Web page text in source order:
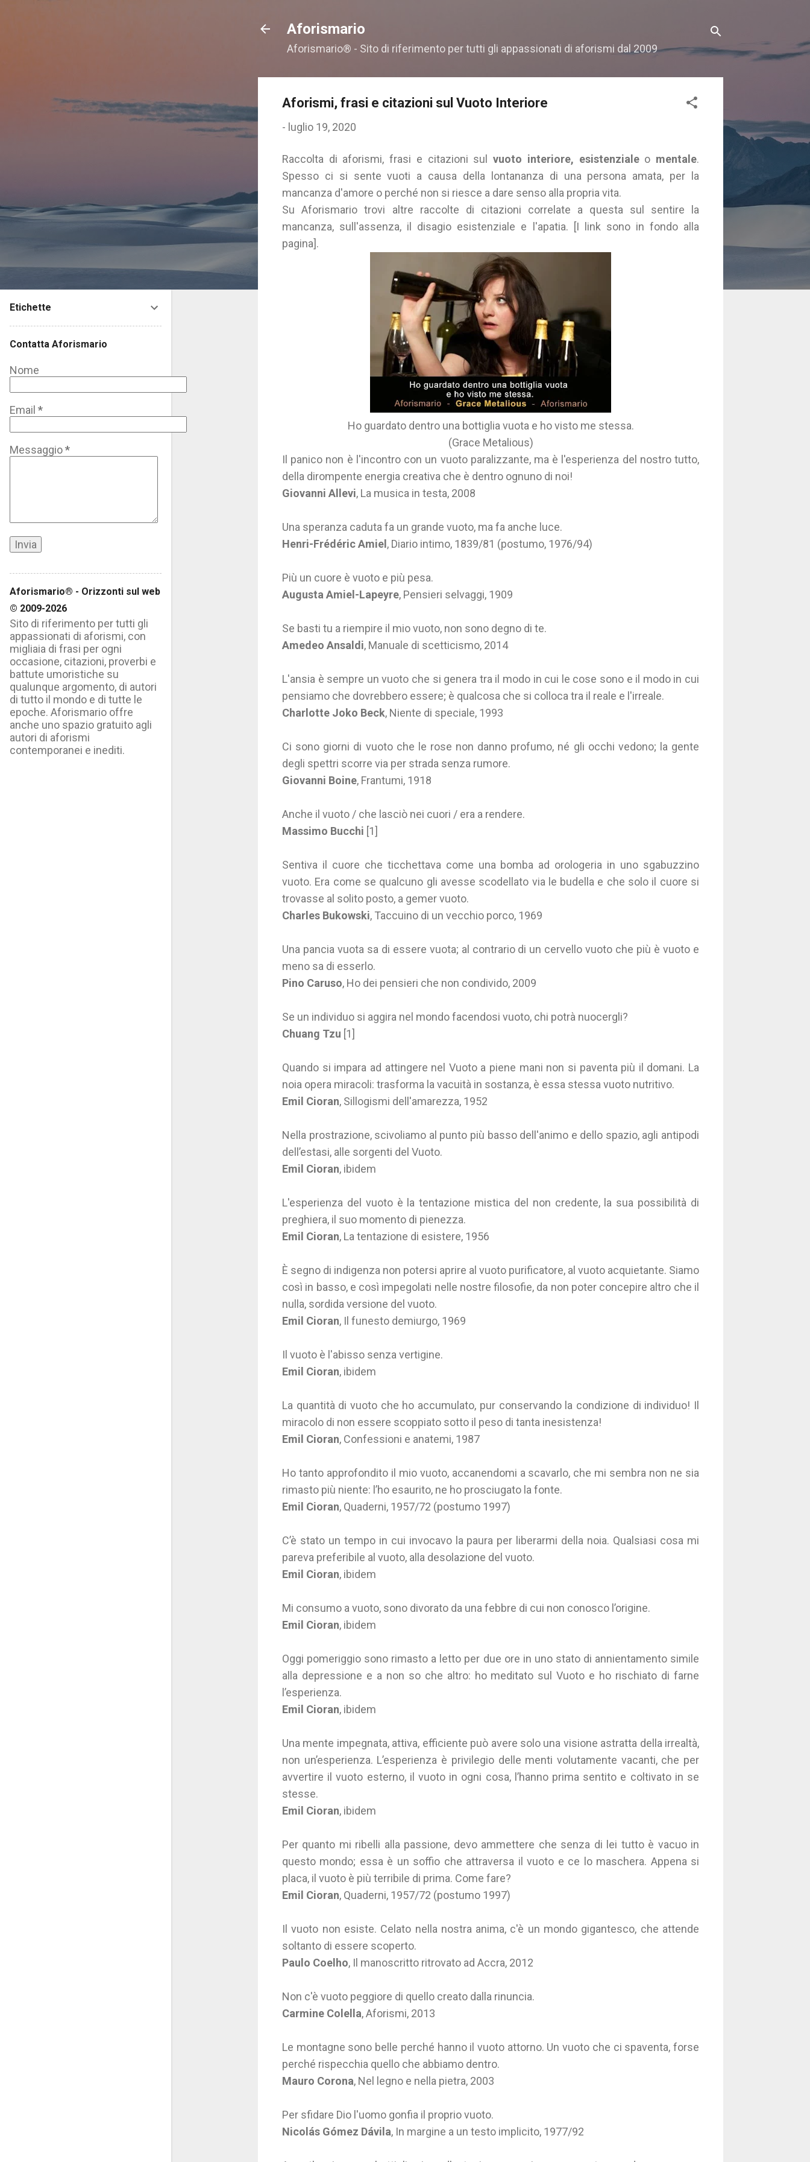
Aforismario
Aforismario® - Sito di riferimento per tutti gli appassionati di aforismi dal 2009
Aforismi, frasi e citazioni sul Vuoto Interiore
- luglio 19, 2020
Raccolta di aforismi, frasi e citazioni sulvuoto interiore, esistenzialeo mentale.
Spesso ci si sente vuoti a causa della lontananza di una persona amata, per la
mancanza d'amore o perché non si riesce a dare senso alla propria vita.
Su Aforismario trovi altre raccolte di citazioni correlate a questa sul sentire la
mancanza, sull'assenza, il disagio esistenziale e l'apatia. [I link sono in fondo alla
pagina].
Ho guardato dentro una bottiglia vuota e ho visto me stessa.
(Grace Metalious)
Il panico non è l'incontro con un vuoto paralizzante, ma è l'esperienza del nostro tutto,
della dirompente energia creativa che è dentro ognuno di noi!
Giovanni Allevi, La musica in testa, 2008
Una speranza caduta fa un grande vuoto, ma fa anche luce.
Henri-Frédéric Amiel , Diario intimo, 1839/81 (postumo, 1976/94)
Più un cuore è vuoto e più pesa.
Augusta Amiel-Lapeyre, Pensieri selvaggi, 1909
Se basti tu a riempire il mio vuoto, non sono degno di te.
Amedeo Ansaldi, Manuale di scetticismo, 2014
L'ansia è sempre un vuoto che si genera tra il modo in cui le cose sono e il modo in cui
pensiamo che dovrebbero essere; è qualcosa che si colloca tra il reale e l'irreale.
Charlotte Joko Beck, Niente di speciale, 1993
Ci sono giorni di vuoto che le rose non danno profumo, né gli occhi vedono; la gente
degli spettri scorre via per strada senza rumore.
Giovanni Boine, Frantumi, 1918
Anche il vuoto / che lasciò nei cuori / era a rendere.
Massimo Bucchi [1]
Sentiva il cuore che ticchettava come una bomba ad orologeria in uno sgabuzzino
vuoto. Era come se qualcuno gli avesse scodellato via le budella e che solo il cuore si
trovasse al solito posto, a gemer vuoto.
Charles Bukowski, Taccuino di un vecchio porco, 1969
Una pancia vuota sa di essere vuota; al contrario di un cervello vuoto che più è vuoto e
meno sa di esserlo.
Pino Caruso, Ho dei pensieri che non condivido, 2009
Se un individuo si aggira nel mondo facendosi vuoto, chi potrà nuocergli?
Chuang Tzu [1]
Quando si impara ad attingere nel Vuoto a piene mani non si paventa più il domani. La
noia opera miracoli: trasforma la vacuità in sostanza, è essa stessa vuoto nutritivo.
Emil Cioran, Sillogismi dell'amarezza, 1952
Nella prostrazione, scivoliamo al punto più basso dell'animo e dello spazio, agli antipodi
dell’estasi, alle sorgenti del Vuoto.
Emil Cioran, ibidem
L'esperienza del vuoto è la tentazione mistica del non credente, la sua possibilità di
preghiera, il suo momento di pienezza.
Emil Cioran, La tentazione di esistere, 1956
È segno di indigenza non potersi aprire al vuoto purificatore, al vuoto acquietante. Siamo
così in basso, e così impegolati nelle nostre filosofie, da non poter concepire altro che il
nulla, sordida versione del vuoto.
Emil Cioran, Il funesto demiurgo, 1969
Il vuoto è l'abisso senza vertigine.
Emil Cioran, ibidem
La quantità di vuoto che ho accumulato, pur conservando la condizione di individuo! Il
miracolo di non essere scoppiato sotto il peso di tanta inesistenza!
Emil Cioran, Confessioni e anatemi, 1987
Ho tanto approfondito il mio vuoto, accanendomi a scavarlo, che mi sembra non ne sia
rimasto più niente: l’ho esaurito, ne ho prosciugato la fonte.
Emil Cioran, Quaderni, 1957/72 (postumo 1997)
C’è stato un tempo in cui invocavo la paura per liberarmi della noia. Qualsiasi cosa mi
pareva preferibile al vuoto, alla desolazione del vuoto.
Emil Cioran, ibidem
Mi consumo a vuoto, sono divorato da una febbre di cui non conosco l’origine.
Emil Cioran, ibidem
Oggi pomeriggio sono rimasto a letto per due ore in uno stato di annientamento simile
alla depressione e a non so che altro: ho meditato sul Vuoto e ho rischiato di farne
l’esperienza.
Emil Cioran, ibidem
Una mente impegnata, attiva, efficiente può avere solo una visione astratta della irrealtà,
non un’esperienza. L’esperienza è privilegio delle menti volutamente vacanti, che per
avvertire il vuoto esterno, il vuoto in ogni cosa, l’hanno prima sentito e coltivato in se
stesse.
Emil Cioran, ibidem
Per quanto mi ribelli alla passione, devo ammettere che senza di lei tutto è vacuo in
questo mondo; essa è un soffio che attraversa il vuoto e ce lo maschera. Appena si
placa, il vuoto è più terribile di prima. Come fare?
Emil Cioran, Quaderni, 1957/72 (postumo 1997)
Il vuoto non esiste. Celato nella nostra anima, c'è un mondo gigantesco, che attende
soltanto di essere scoperto.
Paulo Coelho, Il manoscritto ritrovato ad Accra, 2012
Non c'è vuoto peggiore di quello creato dalla rinuncia.
Carmine Colella, Aforismi, 2013
Le montagne sono belle perché hanno il vuoto attorno. Un vuoto che ci spaventa, forse
perché rispecchia quello che abbiamo dentro.
Mauro Corona, Nel legno e nella pietra, 2003
Per sfidare Dio l'uomo gonfia il proprio vuoto.
Nicolás Gómez Dávila, In margine a un testo implicito, 1977/92
Etichette
Contatta Aforismario
Nome
Email *
Messaggio*
Aforismario® - Orizzonti sul web
© 2009-2026
Sito di riferimento per tutti gli
appassionati di aforismi, con
migliaia di frasi per ogni
occasione, citazioni, proverbi e
battute umoristiche su
qualunque argomento, di autori
di tutto il mondo e di tutte le
epoche. Aforismario offre
anche uno spazio gratuito agli
autori di aforismi
contemporanei e inediti.